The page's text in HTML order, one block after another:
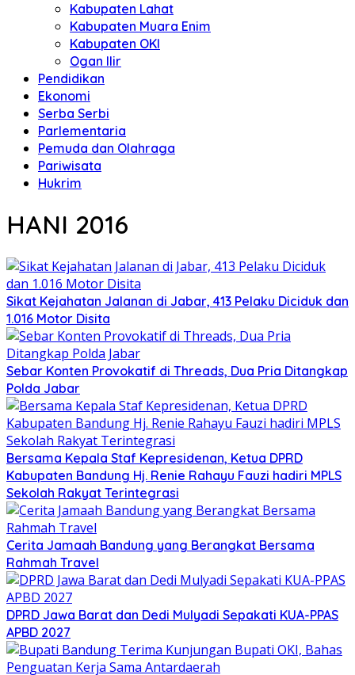
Kabupaten Lahat
Kabupaten Muara Enim
Kabupaten OKI
Ogan Ilir
Pendidikan
Ekonomi
Serba Serbi
Parlementaria
Pemuda dan Olahraga
Pariwisata
Hukrim
HANI 2016
Sikat Kejahatan Jalanan di Jabar, 413 Pelaku Diciduk dan
1.016 Motor Disita
Sebar Konten Provokatif di Threads, Dua Pria Ditangkap
Polda Jabar
Bersama Kepala Staf Kepresidenan, Ketua DPRD
Kabupaten Bandung Hj. Renie Rahayu Fauzi hadiri MPLS
Sekolah Rakyat Terintegrasi
Cerita Jamaah Bandung yang Berangkat Bersama
Rahmah Travel
DPRD Jawa Barat dan Dedi Mulyadi Sepakati KUA-PPAS
APBD 2027